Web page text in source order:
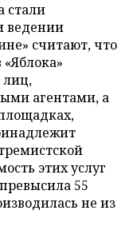
стали
ведении
считают, что
лиц,
агентами, а
этих услуг
55
не из